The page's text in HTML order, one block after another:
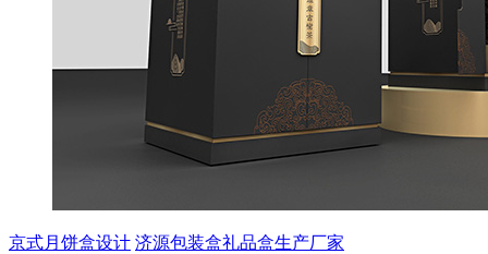
京式月饼盒设计 济源包装盒礼品盒生产厂家